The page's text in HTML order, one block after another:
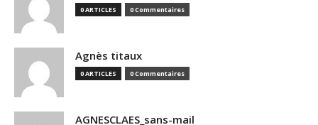
0 ARTICLES 0 Commentaires
Agnès titaux
0 ARTICLES 0 Commentaires
AGNESCLAES_sans-mail